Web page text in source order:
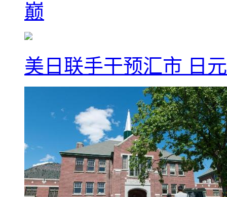
巅
美日联手干预汇市 日